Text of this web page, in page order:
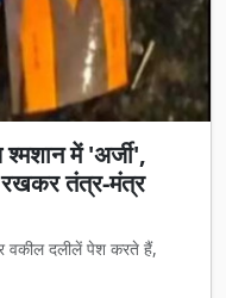
में 'अर्जी',
रखकर तंत्र-मंत्र
वकील दलीलें पेश करते हैं,